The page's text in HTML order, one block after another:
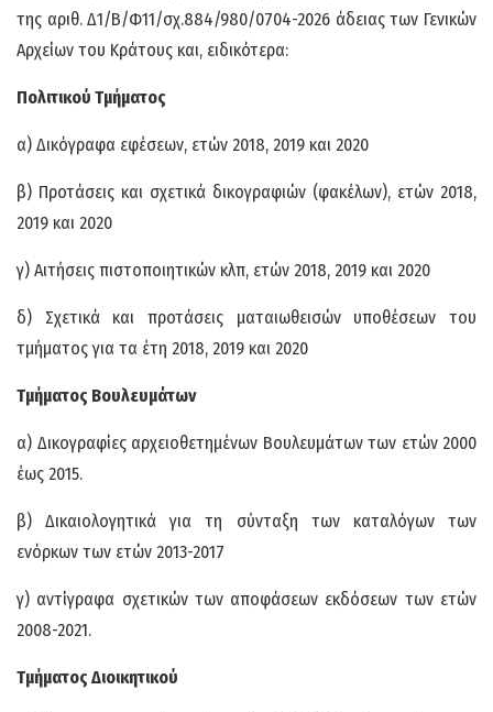
της αριθ. Δ1/Β/Φ11/σχ.884/980/0704-2026 άδειας των Γενικών
Αρχείων του Κράτους και, ειδικότερα:
Πολιτικού Τμήματος
α) Δικόγραφα εφέσεων, ετών 2018, 2019 και 2020
β) Προτάσεις και σχετικά δικογραφιών (φακέλων), ετών 2018,
2019 και 2020
γ) Αιτήσεις πιστοποιητικών κλπ, ετών 2018, 2019 και 2020
δ) Σχετικά και προτάσεις ματαιωθεισών υποθέσεων του
τμήματος για τα έτη 2018, 2019 και 2020
Τμήματος Βουλευμάτων
α) Δικογραφίες αρχειοθετημένων Βουλευμάτων των ετών 2000
έως 2015.
β) Δικαιολογητικά για τη σύνταξη των καταλόγων των
ενόρκων των ετών 2013-2017
γ) αντίγραφα σχετικών των αποφάσεων εκδόσεων των ετών
2008-2021.
Τμήματος Διοικητικού